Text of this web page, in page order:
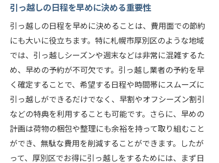
オフシーズンの引っ越しで費用を抑える
地域の引っ越し業者の口コミを活用する
引っ越し業者のキャンペーンを利用する
荷物の量を減らして軽トラックを活用する
引っ越し当日の作業を家族や友人と分担す
る
地域の引っ越し支援サービスをチェックす
る
引っ越しの日程を早めに決める重要性
引っ越しの日程を早めに決めることは、費用面での節約
にも大いに役立ちます。特に札幌市厚別区のような地域
では、引っ越しシーズンや週末などは非常に混雑するた
め、早めの予約が不可欠です。引っ越し業者の予約を早
く確定することで、希望する日程や時間帯にスムーズに
引っ越しができるだけでなく、早割やオフシーズン割引
などの特典を利用することも可能です。さらに、早めの
計画は荷物の梱包や整理にも余裕を持って取り組むこと
ができ、無駄な費用を削減することができます。したが
って、厚別区でお得に引っ越しをするためには、まず日